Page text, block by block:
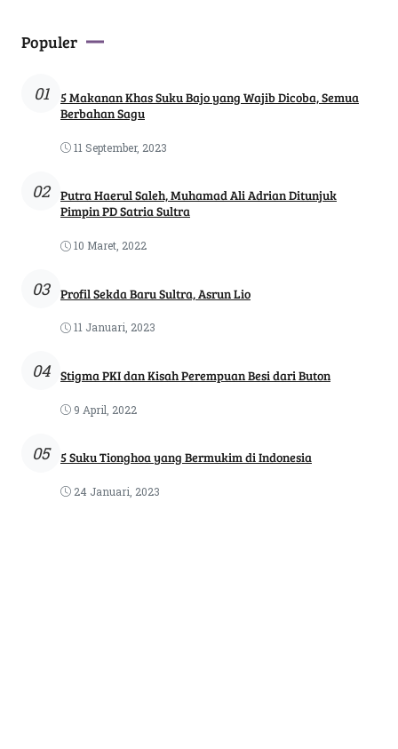
Populer
01
5 Makanan Khas Suku Bajo yang Wajib Dicoba, Semua
Berbahan Sagu
11 September, 2023
02
Putra Haerul Saleh, Muhamad Ali Adrian Ditunjuk
Pimpin PD Satria Sultra
10 Maret, 2022
03 Profil Sekda Baru Sultra, Asrun Lio
11 Januari, 2023
04 Stigma PKI dan Kisah Perempuan Besi dari Buton
9 April, 2022
05 5 Suku Tionghoa yang Bermukim di Indonesia
24 Januari, 2023